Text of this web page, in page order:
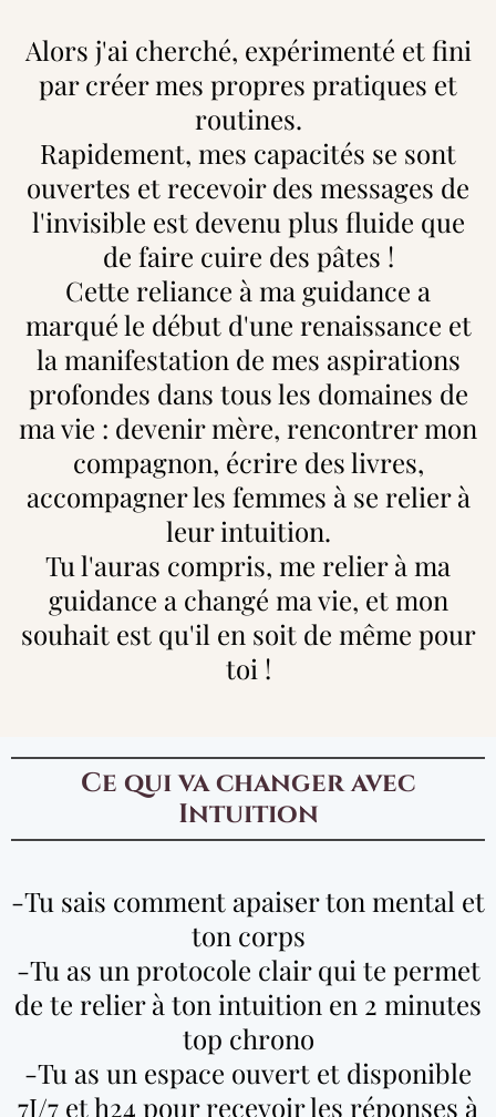
Alors j'ai cherché, expérimenté et fini
par créer mes propres pratiques et
routines.
Rapidement, mes capacités se sont
ouvertes et recevoir des messages de
l'invisible est devenu plus fluide que
de faire cuire des pâtes !
Cette reliance à ma guidance a
marqué le début d'une renaissance et
la manifestation de mes aspirations
profondes dans tous les domaines de
ma vie : devenir mère, rencontrer mon
compagnon, écrire des livres,
accompagner les femmes à se relier à
leur intuition.
Tu l'auras compris, me relier à ma
guidance a changé ma vie, et mon
souhait est qu'il en soit de même pour
toi !
Ce qui va changer avec
Intuition
-Tu sais comment apaiser ton mental et
ton corps
-Tu as un protocole clair qui te permet
de te relier à ton intuition en 2 minutes
top chrono
-Tu as un espace ouvert et disponible
7J/7 et h24 pour recevoir les réponses à